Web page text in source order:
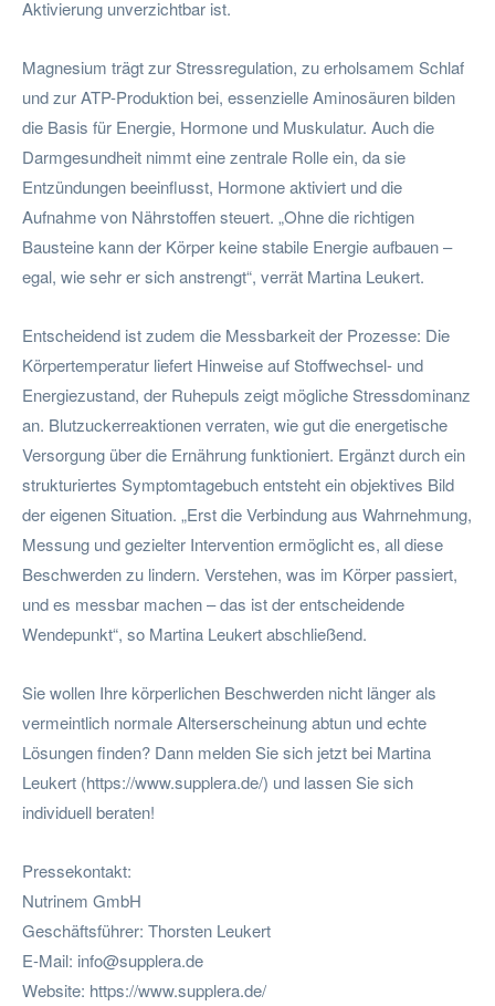
Aktivierung unverzichtbar ist.
Magnesium trägt zur Stressregulation, zu erholsamem Schlaf
und zur ATP-Produktion bei, essenzielle Aminosäuren bilden
die Basis für Energie, Hormone und Muskulatur. Auch die
Darmgesundheit nimmt eine zentrale Rolle ein, da sie
Entzündungen beeinflusst, Hormone aktiviert und die
Aufnahme von Nährstoffen steuert. „Ohne die richtigen
Bausteine kann der Körper keine stabile Energie aufbauen –
egal, wie sehr er sich anstrengt“, verrät Martina Leukert.
Entscheidend ist zudem die Messbarkeit der Prozesse: Die
Körpertemperatur liefert Hinweise auf Stoffwechsel- und
Energiezustand, der Ruhepuls zeigt mögliche Stressdominanz
an. Blutzuckerreaktionen verraten, wie gut die energetische
Versorgung über die Ernährung funktioniert. Ergänzt durch ein
strukturiertes Symptomtagebuch entsteht ein objektives Bild
der eigenen Situation. „Erst die Verbindung aus Wahrnehmung,
Messung und gezielter Intervention ermöglicht es, all diese
Beschwerden zu lindern. Verstehen, was im Körper passiert,
und es messbar machen – das ist der entscheidende
Wendepunkt“, so Martina Leukert abschließend.
Sie wollen Ihre körperlichen Beschwerden nicht länger als
vermeintlich normale Alterserscheinung abtun und echte
Lösungen finden? Dann melden Sie sich jetzt bei Martina
Leukert (https://www.supplera.de/) und lassen Sie sich
individuell beraten!
Pressekontakt:
Nutrinem GmbH
Geschäftsführer: Thorsten Leukert
E-Mail: info@supplera.de
Website: https://www.supplera.de/